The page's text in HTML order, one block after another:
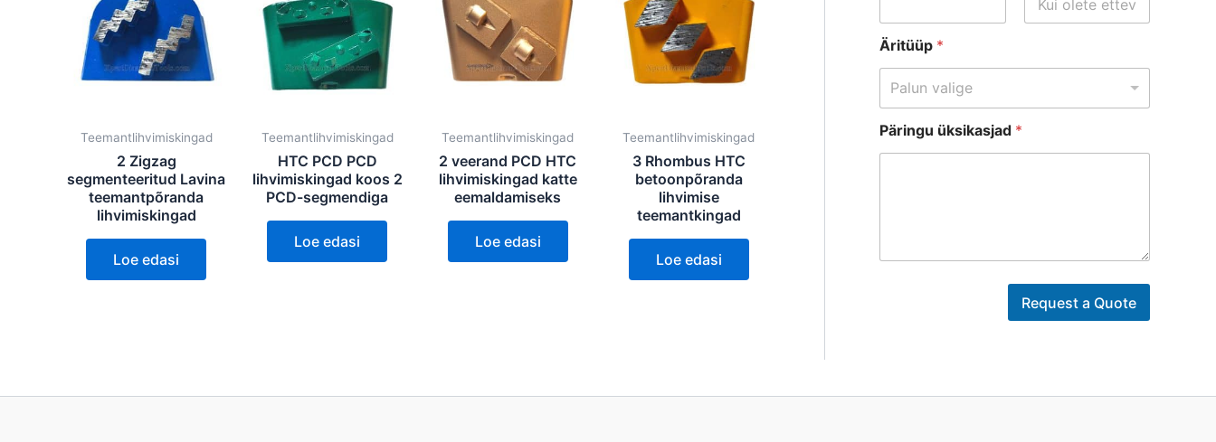
Teemantlihvimiskingad
2 Zigzag
segmenteeritud Lavina
teemantpõranda
lihvimiskingad
Loe edasi
Teemantlihvimiskingad
HTC PCD PCD
lihvimiskingad koos 2
PCD-segmendiga
Loe edasi
Teemantlihvimiskingad
2 veerand PCD HTC
lihvimiskingad katte
eemaldamiseks
Loe edasi
Teemantlihvimiskingad
3 Rhombus HTC
betoonpõranda
lihvimise
teemantkingad
Loe edasi
Äritüüp *
Palun valige
n
Päringu üksikasjad *
Request a Quote